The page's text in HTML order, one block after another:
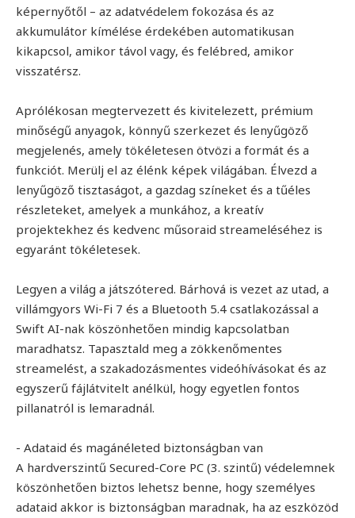
képernyőtől – az adatvédelem fokozása és az
akkumulátor kímélése érdekében automatikusan
kikapcsol, amikor távol vagy, és felébred, amikor
visszatérsz.
Aprólékosan megtervezett és kivitelezett, prémium
minőségű anyagok, könnyű szerkezet és lenyűgöző
megjelenés, amely tökéletesen ötvözi a formát és a
funkciót. Merülj el az élénk képek világában. Élvezd a
lenyűgöző tisztaságot, a gazdag színeket és a tűéles
részleteket, amelyek a munkához, a kreatív
projektekhez és kedvenc műsoraid streameléséhez is
egyaránt tökéletesek.
Legyen a világ a játszótered. Bárhová is vezet az utad, a
villámgyors Wi-Fi 7 és a Bluetooth 5.4 csatlakozással a
Swift AI-nak köszönhetően mindig kapcsolatban
maradhatsz. Tapasztald meg a zökkenőmentes
streamelést, a szakadozásmentes videóhívásokat és az
egyszerű fájlátvitelt anélkül, hogy egyetlen fontos
pillanatról is lemaradnál.
- Adataid és magánéleted biztonságban van
A hardverszintű Secured-Core PC (3. szintű) védelemnek
köszönhetően biztos lehetsz benne, hogy személyes
adataid akkor is biztonságban maradnak, ha az eszközöd